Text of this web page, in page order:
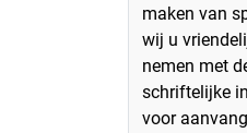
maken van
wij u
nemen met
schriftelijke
voor